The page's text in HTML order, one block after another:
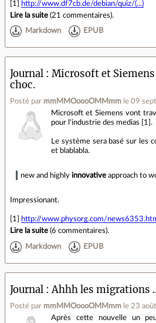
[1]
http://www.df7cb.de/debian/quiz/(...)
Lire la suite (21 commentaires).
Markdown EPUB
Journal
Microsoft et
choc.
Posté par mmMMOoooOMMmm le 09
Microsoft et Siemens vont
pour l'industrie des medias [1].
Le système sera basé sur les
et blablabla.
new and highly innovative approach to
Impressionant.
[1]
http://www.physorg.com/
Lire la suite (6 commentaires).
Markdown EPUB
Journal Ahhh les migrations
Posté par mmMMOoooOMMmm le 23
Après cette nouvelle un